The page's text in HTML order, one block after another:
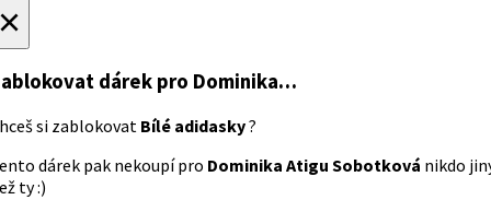
dárek pro Dominika…
si zablokovat Bílé adidasky?
dárek pak nekoupí pro Dominika Atigu Sobotková nikdo
ty :)